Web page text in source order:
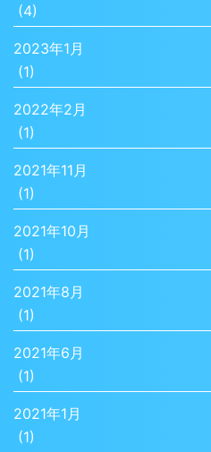
(4)
2023年1月
(1)
2022年2月
(1)
2021年11月
(1)
2021年10月
(1)
2021年8月
(1)
2021年6月
(1)
2021年1月
(1)